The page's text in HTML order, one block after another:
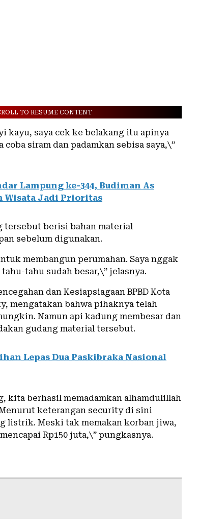
TO RESUME CONTENT
kayu, saya cek ke belakang itu apinya
coba siram dan padamkan sebisa saya,\”
Lampung ke-344, Budiman As
Wisata Jadi Prioritas
tersebut berisi bahan material
sebelum digunakan.
membangun perumahan. Saya nggak
tahu sudah besar,\” jelasnya.
dan Kesiapsiagaan BPBD Kota
mengatakan bahwa pihaknya telah
Namun api kadung membesar dan
gudang material tersebut.
Lepas Dua Paskibraka Nasional
kita berhasil memadamkan alhamdulillah
keterangan security di sini
listrik. Meski tak memakan korban jiwa,
Rp150 juta,\” pungkasnya.